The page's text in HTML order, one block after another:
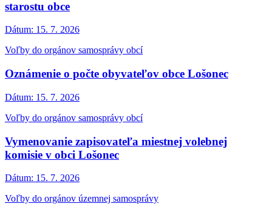
starostu obce
Dátum: 15. 7. 2026
Voľby do orgánov samosprávy obcí
Oznámenie o počte obyvateľov obce Lošonec
Dátum: 15. 7. 2026
Voľby do orgánov samosprávy obcí
Vymenovanie zapisovateľa miestnej volebnej
komisie v obci Lošonec
Dátum: 15. 7. 2026
Voľby do orgánov územnej samosprávy